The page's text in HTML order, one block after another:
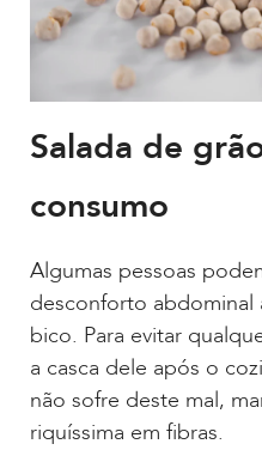
Salada de
consumo
Algumas pessoas
desconforto
bico. Para evitar
a casca dele após o
não sofre deste mal,
riquíssima em fibras.